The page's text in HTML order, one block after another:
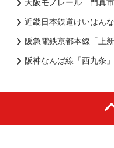
大阪モノレール「門真
近畿日本鉄道けいはん
阪急電鉄京都本線「上
阪神なんば線「西九条